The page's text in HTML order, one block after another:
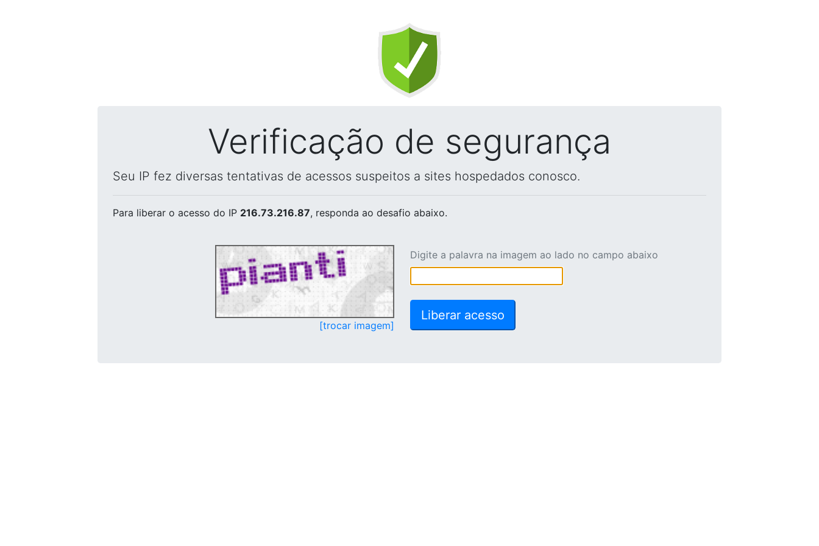
Verificação de segurança
Seu IP fez diversas tentativas de acessos suspeitos a sites hospedados conosco.
Para liberar o acesso do IP 216.73.216.87, responda ao desafio abaixo.
[trocar imagem]
Digite a palavra na imagem ao lado no campo abaixo